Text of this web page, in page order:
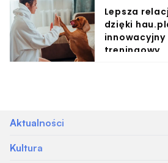
Lepsza
dzięki
treningowy
Aktualności
Kultura